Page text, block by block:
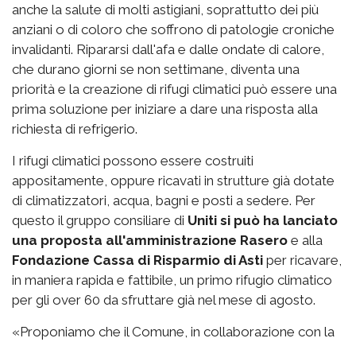
anche la salute di molti astigiani, soprattutto dei più
anziani o di coloro che soffrono di patologie croniche
invalidanti. Ripararsi dall'afa e dalle ondate di calore,
che durano giorni se non settimane, diventa una
priorità e la creazione di rifugi climatici può essere una
prima soluzione per iniziare a dare una risposta alla
richiesta di refrigerio.
I rifugi climatici possono essere costruiti
appositamente, oppure ricavati in strutture già dotate
di climatizzatori, acqua, bagni e posti a sedere. Per
questo il gruppo consiliare di Uniti si può ha lanciato
una proposta all'amministrazione Rasero e alla
Fondazione Cassa di Risparmio di Asti per ricavare,
in maniera rapida e fattibile, un primo rifugio climatico
per gli over 60 da sfruttare già nel mese di agosto.
«Proponiamo che il Comune, in collaborazione con la